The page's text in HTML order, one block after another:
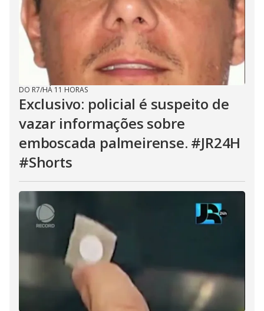
DO R7/HÁ 11 HORAS
Exclusivo: policial é suspeito de
vazar informações sobre
emboscada palmeirense. #JR24H
#Shorts